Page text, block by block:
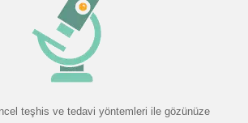
teşhis ve tedavi yöntemleri ile gözünüze